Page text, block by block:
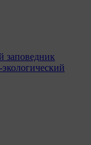
заповедник